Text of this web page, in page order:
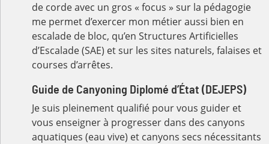
de corde avec un gros « focus » sur la pédagogie
me permet d’exercer mon métier aussi bien en
escalade de bloc, qu’en Structures Artificielles
d’Escalade (SAE) et sur les sites naturels, falaises et
courses d’arrêtes.
Guide de Canyoning Diplomé d’État (DEJEPS)
Je suis pleinement qualifié pour vous guider et
vous enseigner à progresser dans des canyons
aquatiques (eau vive) et canyons secs nécessitants